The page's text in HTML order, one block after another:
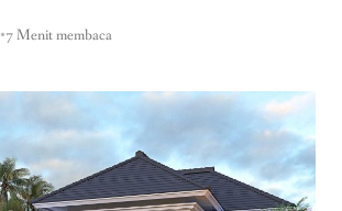
•7 Menit membaca